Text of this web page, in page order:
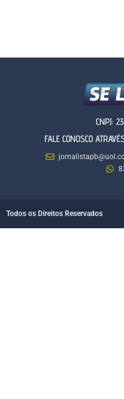
CNPJ:
FALE CONOSCO
Todos os Direitos Reservados